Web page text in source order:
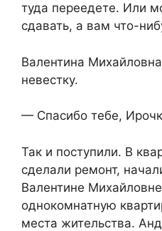
туда переедете. Или
сдавать, а вам что-
Валентина
невестку.
— Спасибо тебе,
Так и поступили. В
сделали ремонт,
Валентине
однокомнатную
места жительства.